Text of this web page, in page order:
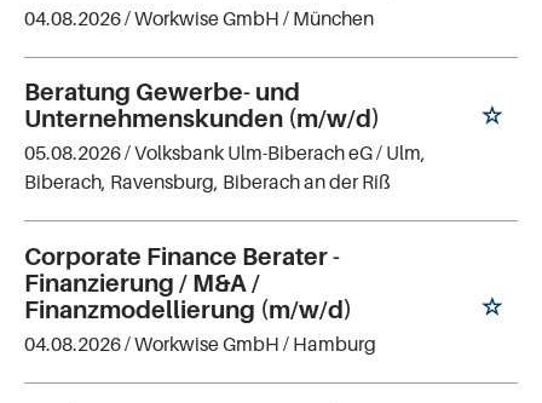
04.08.2026 /Workwise GmbH / München
Beratung Gewerbe- und
Unternehmenskunden (m/w/d)
05.08.2026 /Volksbank Ulm-Biberach eG/ Ulm,
Biberach, Ravensburg, Biberach an der Riß
Corporate Finance Berater -
Finanzierung / M&A /
Finanzmodellierung (m/w/d)
04.08.2026 /Workwise GmbH / Hamburg